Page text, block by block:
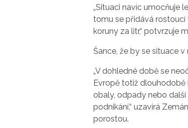
„Situaci navíc umocňuje
tomu se přidává
koruny za litr,“ potvrzuje
Šance, že by se situace
„V dohledné době se
Evropě totiž
obaly, odpady nebo
podnikání,“ uzavírá
porostou.